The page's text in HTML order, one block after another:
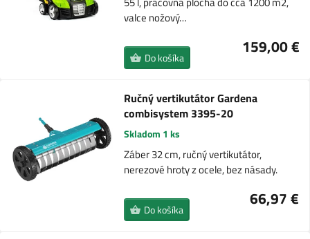
valce nožový…
159,00 €
Do košíka
Ručný vertikutátor Gardena
combisystem 3395-20
Skladom 1 ks
Záber 32 cm, ručný vertikutátor,
nerezové hroty z ocele, bez násady.
66,97 €
Do košíka